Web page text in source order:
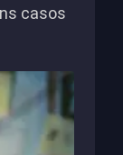
casos